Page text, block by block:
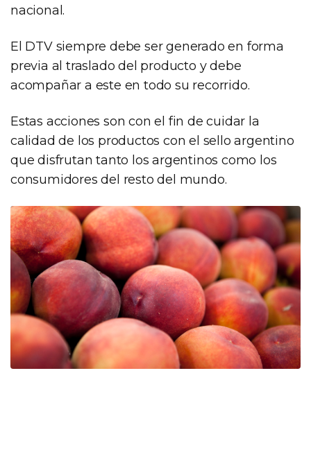
nacional.
El DTV siempre debe ser generado en forma
previa al traslado del producto y debe
acompañar a este en todo su recorrido.
Estas acciones son con el fin de cuidar la
calidad de los productos con el sello argentino
que disfrutan tanto los argentinos como los
consumidores del resto del mundo.